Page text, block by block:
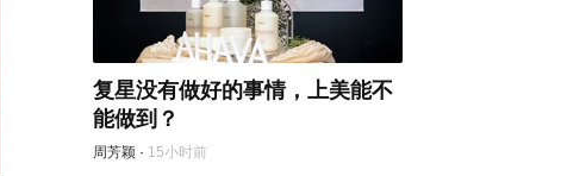
复星没有做好的事情，上美能不
能做到？
周芳颖 · 15小时前